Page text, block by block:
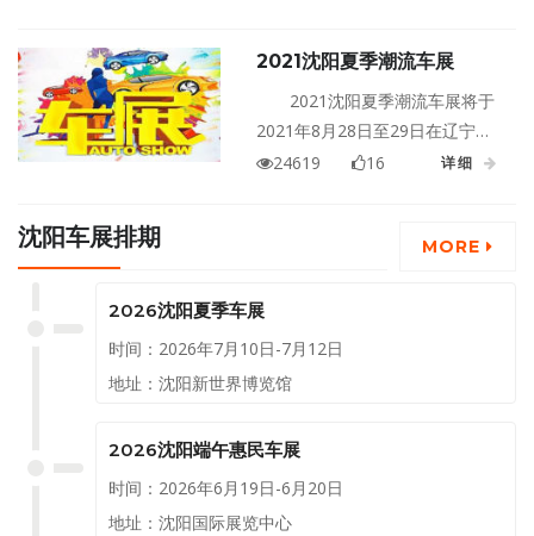
为广大汽车爱好者、潮流爱玩者
带来不同的体验。
2021沈阳夏季潮流车展
2021沈阳夏季潮流车展将于
2021年8月28日至29日在辽宁沈
阳奥体中心盛大举行！
24619 16 详细
沈阳车展排期 MORE
2026沈阳夏季车展
时间：2026年7月10日-7月12日
地址：沈阳新世界博览馆
2026沈阳端午惠民车展
时间：2026年6月19日-6月20日
地址：沈阳国际展览中心